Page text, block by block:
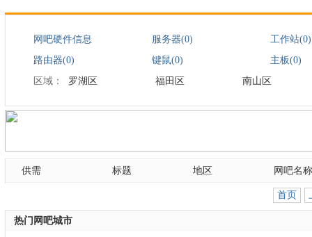
网吧硬件信息 服务器(0)
工作站(0)
路由器(0)
键鼠(0)
主板(0)
区域：
罗湖区 福田区 南山区
供需 标题 地区 网吧名称
首页
热门网吧城市